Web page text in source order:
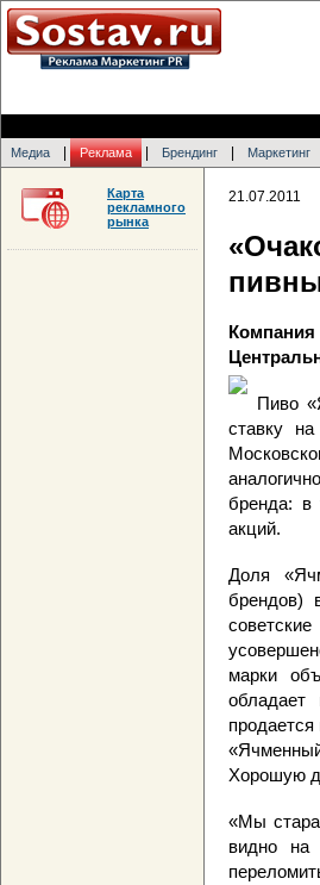
Медиа Реклама Брендинг Маркетинг
21.07.2011
Пиво
ставку
бренда: в
акций.
Доля
брендов)
марки
Хорошую
«Мы
видно на
Карта
рекламного
рынка